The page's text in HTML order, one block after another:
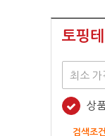
토핑
상
검색조